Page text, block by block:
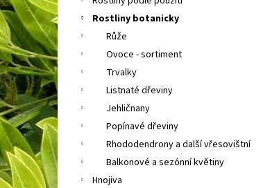
a
n
n
í
p
a
n
e
l
Rostliny botanicky
Růže
Ovoce - sortiment
Trvalky
Listnaté dřeviny
Jehličnany
Popínavé dřeviny
Rhododendrony a další vřesovištní
Balkonové a sezónní květiny
Hnojiva
COTONEASTER PROCUMBENS QUEEN OF
CARPETHSKALNÍK ZAKRSLÝ
67 Kč